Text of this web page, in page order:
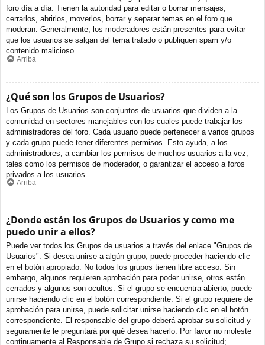
foro día a día. Tienen la autoridad para editar o borrar mensajes,
cerrarlos, abrirlos, moverlos, borrar y separar temas en el foro que
moderan. Generalmente, los moderadores están presentes para evitar
que los usuarios se salgan del tema tratado o publiquen spam y/o
contenido malicioso.
Arriba
¿Qué son los Grupos de Usuarios?
Los Grupos de Usuarios son conjuntos de usuarios que dividen a la
comunidad en sectores manejables con los cuales puede trabajar los
administradores del foro. Cada usuario puede pertenecer a varios grupos
y cada grupo puede tener diferentes permisos. Esto ayuda, a los
administradores, a cambiar los permisos de muchos usuarios a la vez,
tales como los permisos de moderador, o garantizar el acceso a foros
privados a los usuarios.
Arriba
¿Donde están los Grupos de Usuarios y como me
puedo unir a ellos?
Puede ver todos los Grupos de usuarios a través del enlace "Grupos de
Usuarios". Si desea unirse a algún grupo, puede proceder haciendo clic
en el botón apropiado. No todos los grupos tienen libre acceso. Sin
embargo, algunos requieren aprobación para poder unirse, otros están
cerrados y algunos son ocultos. Si el grupo se encuentra abierto, puede
unirse haciendo clic en el botón correspondiente. Si el grupo requiere de
aprobación para unirse, puede solicitar unirse haciendo clic en el botón
correspondiente. El responsable del grupo deberá aprobar su solicitud y
seguramente le preguntará por qué desea hacerlo. Por favor no moleste
continuamente al Responsable de Grupo si rechaza su solicitud;